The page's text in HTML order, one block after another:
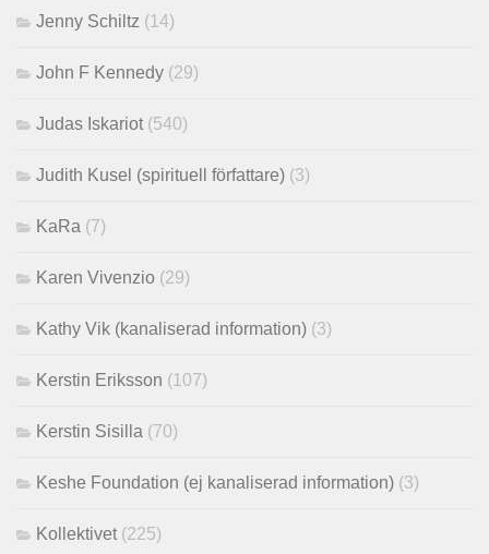
Jenny Schiltz (14)
John F Kennedy (29)
Judas Iskariot (540)
Judith Kusel (spirituell författare) (3)
KaRa (7)
Karen Vivenzio (29)
Kathy Vik (kanaliserad information) (3)
Kerstin Eriksson (107)
Kerstin Sisilla (70)
Keshe Foundation (ej kanaliserad information) (3)
Kollektivet (225)